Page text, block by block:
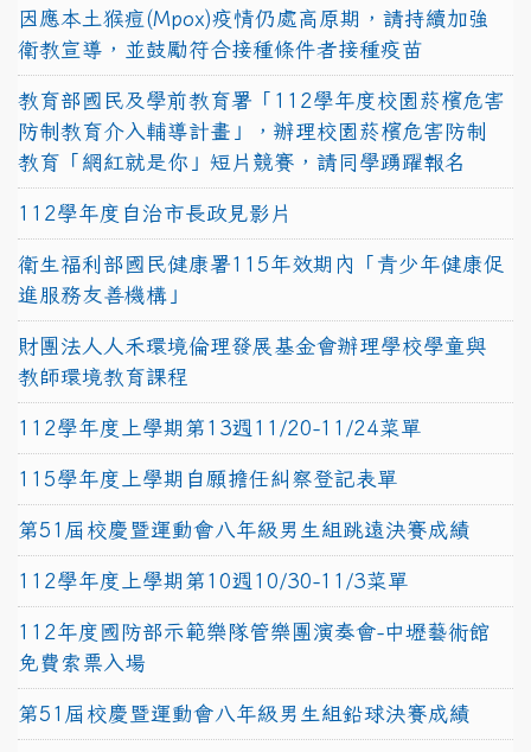
因應本土猴痘(Mpox)疫情仍處高原期，請持續加強
衛教宣導，並鼓勵符合接種條件者接種疫苗
教育部國民及學前教育署「112學年度校園菸檳危害
防制教育介入輔導計畫」，辦理校園菸檳危害防制
教育「網紅就是你」短片競賽，請同學踴躍報名
112學年度自治市長政見影片
衛生福利部國民健康署115年效期內「青少年健康促
進服務友善機構」
財團法人人禾環境倫理發展基金會辦理學校學童與
教師環境教育課程
112學年度上學期第13週11/20-11/24菜單
115學年度上學期自願擔任糾察登記表單
第51屆校慶暨運動會八年級男生組跳遠決賽成績
112學年度上學期第10週10/30-11/3菜單
112年度國防部示範樂隊管樂團演奏會-中壢藝術館
免費索票入場
第51屆校慶暨運動會八年級男生組鉛球決賽成績